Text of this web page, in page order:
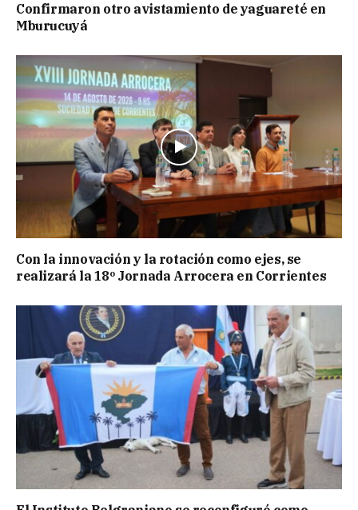
Confirmaron otro avistamiento de yaguareté en
Mburucuyá
Con la innovación y la rotación como ejes, se
realizará la 18º Jornada Arrocera en Corrientes